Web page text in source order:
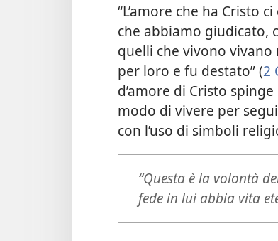
“L’amore che ha Cristo
che abbiamo giudicato,
quelli che vivono
per loro e fu destato” (2
d’amore di Cristo
modo di vivere per
con l’uso di simboli
“Questa è la volontà
fede in lui abbia vita